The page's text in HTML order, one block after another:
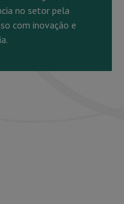
no setor pela
com inovação e